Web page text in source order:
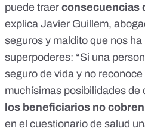
puede traer consecuencias
explica Javier Guillem,
seguros y maldito que nos
superpoderes: “Si una
seguro de vida y no
muchísimas posibilidades de
los beneficiarios no cobren
en el cuestionario de salud